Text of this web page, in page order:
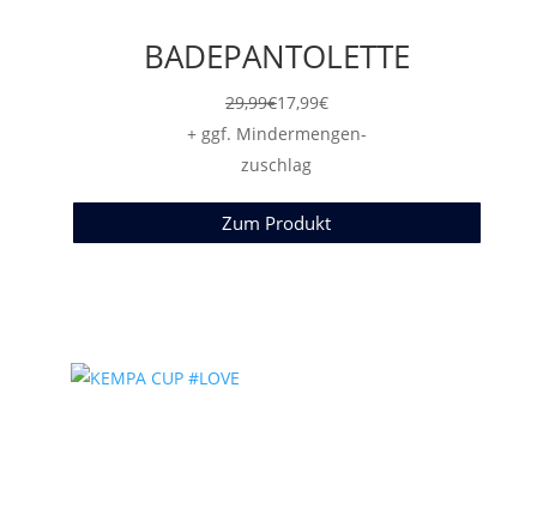
BADEPANTOLETTE
29,99€17,99€
+ ggf. Mindermengen-
zuschlag
Zum Produkt